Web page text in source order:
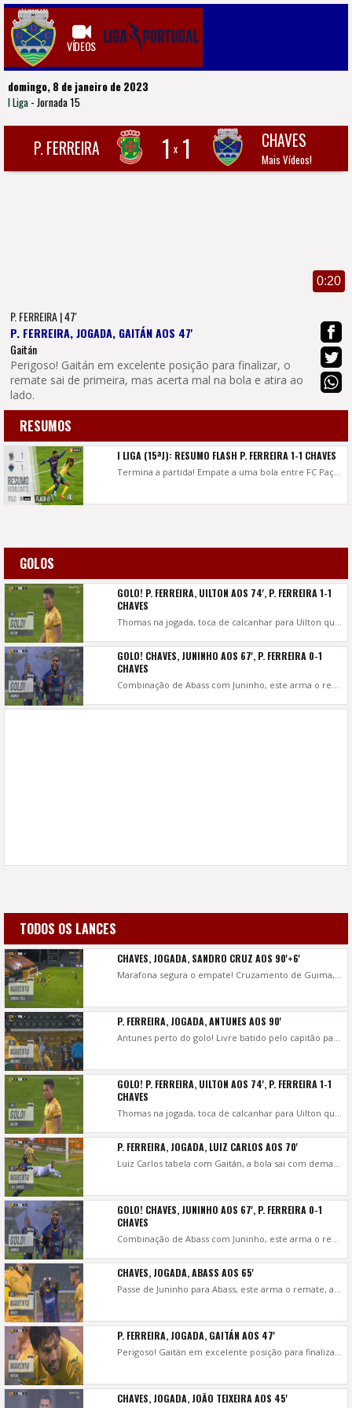
VÍDEOS
domingo, 8 de janeiro de 2023
I Liga - Jornada 15
P. FERREIRA 1 x 1 CHAVES
Mais Vídeos!
0:20
P. FERREIRA | 47'
P. FERREIRA, JOGADA, GAITÁN AOS 47'
Gaitán
Perigoso! Gaitán em excelente posição para finalizar, o
remate sai de primeira, mas acerta mal na bola e atira ao
lado.
RESUMOS
I LIGA (15ªJ): RESUMO FLASH P. FERREIRA 1-1 CHAVES
Termina a partida! Empate a uma bola entre FC Paços de Ferreira em jogo da 15.ª jornada da Liga Bwin. Os golos só apareceram no segundo tempo, Juninho marcou para o lado flaviense, Uilton garantiu um ponto para a equipa do regressado César Peixoto.
GOLOS
GOLO! P. FERREIRA, UILTON AOS 74', P. FERREIRA 1-1
CHAVES
Thomas na jogada, toca de calcanhar para Uilton que atira à vontade para o fundo da baliza de Paulo Vítor. Está reposta a igualdade!
GOLO! CHAVES, JUNINHO AOS 67', P. FERREIRA 0-1
CHAVES
Combinação de Abass com Juninho, este arma o remate que sofre um desvio e trai Marafona. A bola ainda bateu no poste mas entrou mesmo. Está feito o 1-0!
TODOS OS LANCES
CHAVES, JOGADA, SANDRO CRUZ AOS 90'+6'
Marafona segura o empate! Cruzamento de Guima, Sandro Cruz ao segundo poste a desviar, valeu a defesa do guarda-redes pacense!
P. FERREIRA, JOGADA, ANTUNES AOS 90'
Antunes perto do golo! Livre batido pelo capitão pacense, bola diretamente à baliza flaviense, valeu a intervenção de Paulo Vítor, a negar o 2-1!
GOLO! P. FERREIRA, UILTON AOS 74', P. FERREIRA 1-1
CHAVES
Thomas na jogada, toca de calcanhar para Uilton que atira à vontade para o fundo da baliza de Paulo Vítor. Está reposta a igualdade!
P. FERREIRA, JOGADA, LUIZ CARLOS AOS 70'
Luiz Carlos tabela com Gaitán, a bola sai com demasiada força, Paulo Vítor chega primeiro que o compatriota e agarra! Antes o remate de Guedes esbarrou em Nelson Monte.
GOLO! CHAVES, JUNINHO AOS 67', P. FERREIRA 0-1
CHAVES
Combinação de Abass com Juninho, este arma o remate que sofre um desvio e trai Marafona. A bola ainda bateu no poste mas entrou mesmo. Está feito o 1-0!
CHAVES, JOGADA, ABASS AOS 65'
Passe de Juninho para Abass, este arma o remate, atirou ao lado!
P. FERREIRA, JOGADA, GAITÁN AOS 47'
Perigoso! Gaitán em excelente posição para finalizar, o remate sai de primeira, mas acerta mal na bola e atira ao lado.
CHAVES, JOGADA, JOÃO TEIXEIRA AOS 45'